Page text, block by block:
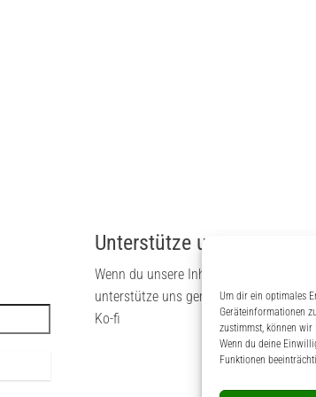
Um dir ein optimales
Geräteinformationen
zustimmst, können wir
Wenn du deine
Funktionen
Unterstütze uns
Wenn du unsere Inhalte magst, dann
unterstütze uns gerne via PayPal auf
Ko-fi